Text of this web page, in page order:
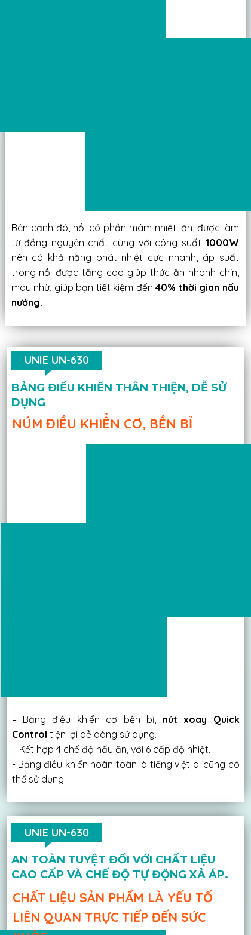
Bên cạnh đó, nồi có phần mâm nhiệt lớn, được làm
từ đồng nguyên chất cùng với công suất 1000W
nên có khả năng phát nhiệt cực nhanh, áp suất
trong nồi được tăng cao giúp thức ăn nhanh chín,
mau nhừ, giúp bạn tiết kiệm đến40% thời gian nấu
nướng.
BẢNG ĐIỀU KHIỂN THÂN THIỆN, DỄ SỬ
DỤNG
NÚM ĐIỀU KHIỂN CƠ, BỀN BỈ
UNIE UN-630
– Bảng điều khiển cơ bền bỉ, nút xoay Quick
Control tiện lợi dễ dàng sử dụng.
– Kết hợp 4 chế độ nấu ăn, với 6 cấp độ nhiệt.
- Bảng điều khiển hoàn toàn là tiếng việt ai cũng có
thể sử dụng.
AN TOÀN TUYỆT ĐỐI VỚI CHẤT LIỆU
CAO CẤP VÀ CHẾ ĐỘ TỰ ĐỘNG XẢ ÁP.
CHẤT LIỆU SẢN PHẨM LÀ YẾU TỐ
LIÊN QUAN TRỰC TIẾP ĐẾN SỨC
UNIE UN-630